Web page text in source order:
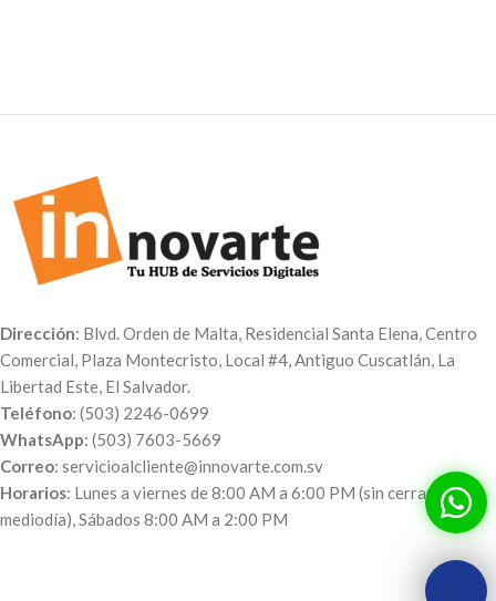
Dirección: Blvd. Orden de Malta, Residencial Santa Elena, Centro
Comercial, Plaza Montecristo, Local #4, Antiguo Cuscatlán, La
Libertad Este, El Salvador.
Teléfono: (503) 2246-0699
WhatsApp: (503) 7603-5669
Correo: servicioalcliente@innovarte.com.sv
Horarios: Lunes a viernes de 8:00 AM a 6:00 PM (sin cerrar al
mediodía), Sábados 8:00 AM a 2:00 PM